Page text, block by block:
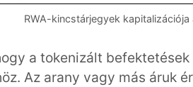
RWA-kincstárjegyek kapitalizációja
a tokenizált
Az arany vagy más áruk